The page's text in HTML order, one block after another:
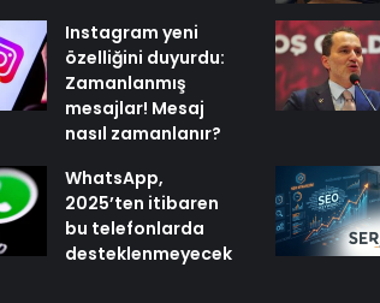
Instagram yeni
özelliğini duyurdu:
Zamanlanmış
mesajlar! Mesaj
nasıl zamanlanır?
WhatsApp,
2025’ten itibaren
bu telefonlarda
desteklenmeyecek